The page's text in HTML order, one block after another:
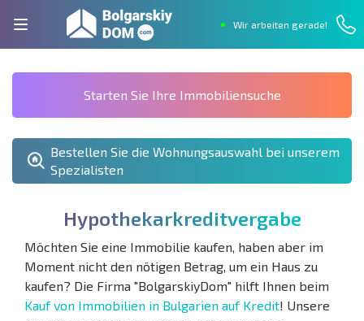
Wir arbeiten gerade!
Starten Sie Ihre Immobiliensuche
Bestellen Sie die Wohnungsauswahl bei unserem
Spezialisten
Hypothekarkreditvergabe
Möchten Sie eine Immobilie kaufen, haben aber im
Moment nicht den nötigen Betrag, um ein Haus zu
kaufen? Die Firma "BolgarskiyDom" hilft Ihnen beim
Kauf von Immobilien in Bulgarien auf Kredit! Unsere